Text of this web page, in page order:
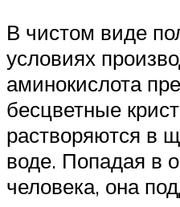
В чистом виде
условиях
аминокислота
бесцветные
растворяются в
воде. Попадая в
человека, она